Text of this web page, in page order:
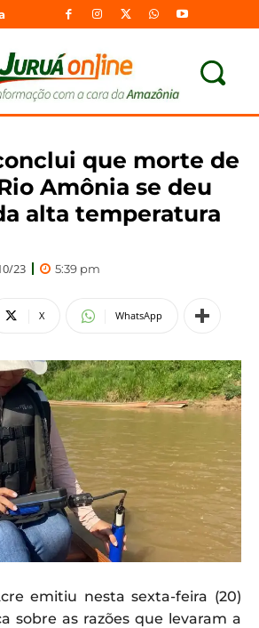
que morte de
Amônia se deu
alta temperatura
23 5:39 pm
X WhatsApp
emitiu nesta sexta-feira (20)
sobre as razões que levaram a